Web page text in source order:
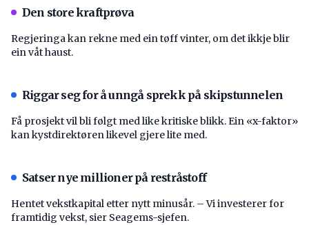
Den store kraftprøva
Regjeringa kan rekne med ein tøff vinter, om det ikkje blir
ein våt haust.
Riggar seg for å unngå sprekk på skipstunnelen
Få prosjekt vil bli følgt med like kritiske blikk. Ein «x-faktor»
kan kystdirektøren likevel gjere lite med.
Satser nye millioner på restråstoff
Hentet vekstkapital etter nytt minusår. – Vi investerer for
framtidig vekst, sier Seagems-sjefen.